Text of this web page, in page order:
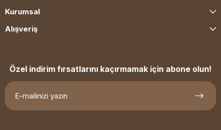
Kurumsal
Alışveriş
Özel indirim fırsatlarını kaçırmamak için abone olun!